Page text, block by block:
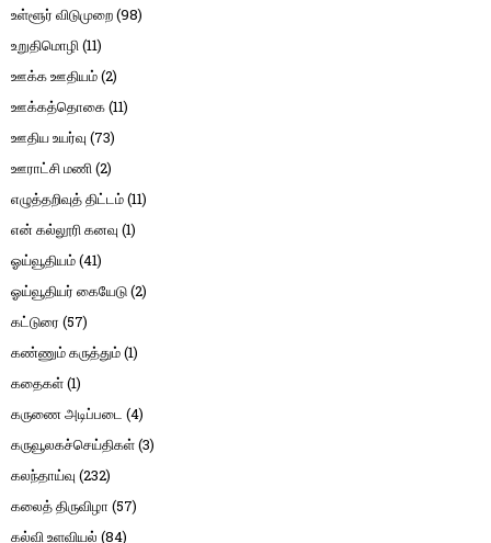
உள்ளூர் விடுமுறை(98)
உறுதிமொழி(11)
ஊக்க ஊதியம்(2)
ஊக்கத்தொகை(11)
ஊதிய உயர்வு (73)
ஊராட்சி மணி(2)
எழுத்தறிவுத் திட்டம்(11)
என் கல்லூரி கனவு (1)
ஓய்வூதியம்(41)
ஓய்வூதியர் கையேடு(2)
கட்டுரை (57)
கண்ணும் கருத்தும்(1)
கதைகள்(1)
கருணை அடிப்படை (4)
கருவூலகச்செய்திகள்(3)
கலந்தாய்வு (232)
கலைத் திருவிழா (57)
கல்வி உளவியல் (84)